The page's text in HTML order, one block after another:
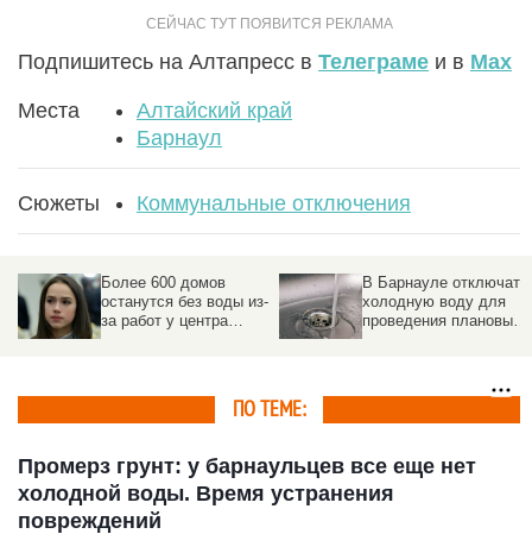
Подпишитесь на Алтапресс в Телеграме и в Max
Места
Алтайский край
Барнаул
Сюжеты Коммунальные отключения
Более 600 домов
останутся без воды из-
за работ у центра
В Барнауле отключат
холодную воду для
проведения плановых
ПО ТЕМЕ:
Промерз грунт: у барнаульцев все еще нет
холодной воды. Время устранения
повреждений